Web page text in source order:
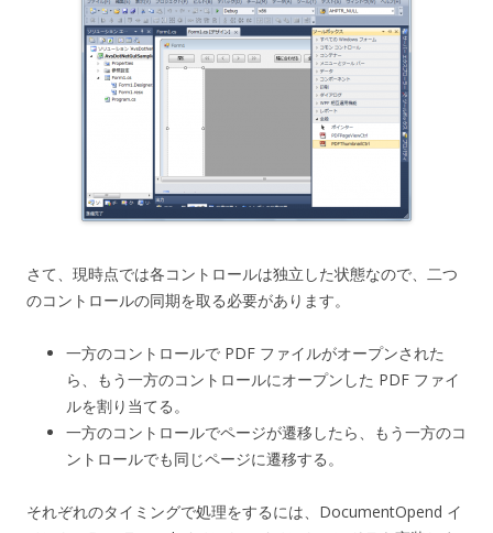
さて、現時点では各コントロールは独立した状態なので、二つ
のコントロールの同期を取る必要があります。
一方のコントロールで PDF ファイルがオープンされた
ら、もう一方のコントロールにオープンした PDF ファイ
ルを割り当てる。
一方のコントロールでページが遷移したら、もう一方のコ
ントロールでも同じページに遷移する。
それぞれのタイミングで処理をするには、DocumentOpend イ